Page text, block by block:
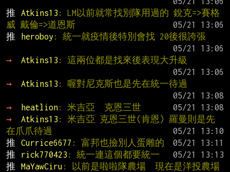
推
Atkins13 : LM以前就常找別隊用過的 銳克=>賽格
威 戴倫=>道恩斯
推
heroboy : 統一就疫情後特別會找 20後很誇張
→
Atkins13 : 這兩位都是找來後表現大升級
→
Atkins13 : 喔對尼克斯也是先在統一待過
→
heatlion: 米吉亞  克恩三世
→
Atkins13 : 米吉亞 克恩三世(肯恩) 羅曼則是先
在爪爪待過
推
Currice6677 : 富邦也撿別人蛋雕的
推
rick770423 : 統一連這個都要統一
推
MaYawCiru : 以前是啦啦隊農場  現在是洋投農場